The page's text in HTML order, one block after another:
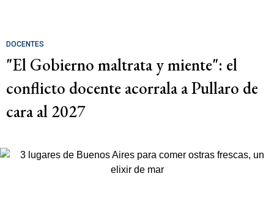
DOCENTES
"El Gobierno maltrata y miente": el
conflicto docente acorrala a Pullaro de
cara al 2027